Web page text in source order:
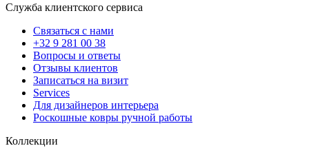
Служба клиентского сервиса
Связаться с нами
+32 9 281 00 38
Вопросы и ответы
Отзывы клиентов
Записаться на визит
Services
Для дизайнеров интерьера
Роскошные ковры ручной работы
Коллекции